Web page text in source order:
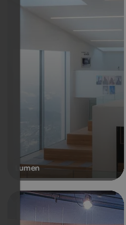
Lumen